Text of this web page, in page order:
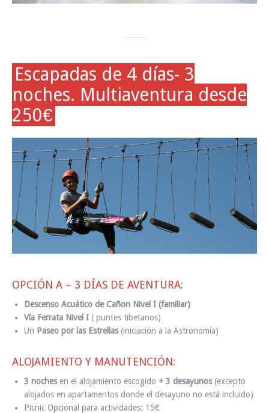
Escapadas de 4 días- 3
noches. Multiaventura desde
250€
OPCIÓN A – 3 DÍAS DE AVENTURA:
Descenso Acuático de Cañon Nivel I (familiar)
Vía Ferrata Nivel I ( puntes tibetanos)
Un Paseo por las Estrellas(iniciación a la Astronomía)
ALOJAMIENTO Y MANUTENCIÓN:
3 noches en el alojamiento escogido + 3 desayunos(excepto
alojados en apartamentos donde el desayuno no está incluido)
Picnic Opcional para actividades: 15€